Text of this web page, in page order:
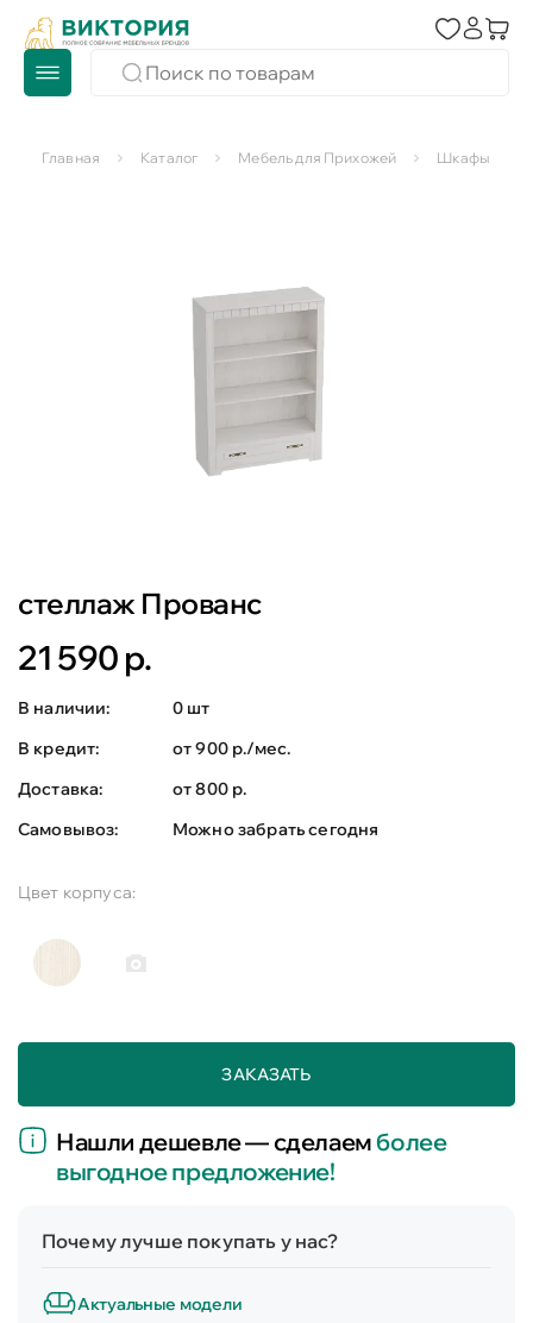
Главная Каталог Мебель для Прихожей Шкафы для
стеллаж Прованс
21 590 р.
В наличии:
0 шт
В кредит:
от 900 р./мес.
Доставка:
от 800 р.
Самовывоз:
Можно забрать сегодня
Цвет корпуса:
ЗАКАЗАТЬ
Нашли дешевле — сделаемболее
выгодное предложение!
Почему лучше покупать у нас?
Актуальные модели